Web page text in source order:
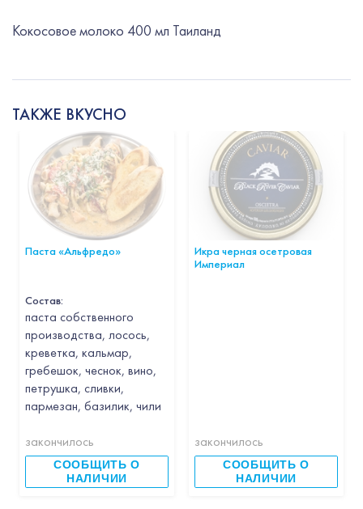
Кокосовое молоко 400 мл Таиланд
ТАКЖЕ ВКУСНО
Паста «Альфредо»
Состав:
паста собственного
производства, лосось,
креветка, кальмар,
гребешок, чеснок, вино,
петрушка, сливки,
пармезан, базилик, чили
закончилось
СООБЩИТЬ О
НАЛИЧИИ
Икра черная осетровая
Империал
закончилось
СООБЩИТЬ О
НАЛИЧИИ